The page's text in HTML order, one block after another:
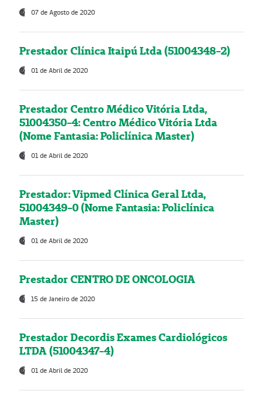
07 de Agosto de 2020
Prestador Clínica Itaipú Ltda (51004348-2)
01 de Abril de 2020
Prestador Centro Médico Vitória Ltda,
51004350-4: Centro Médico Vitória Ltda
(Nome Fantasia: Policlínica Master)
01 de Abril de 2020
Prestador: Vipmed Clínica Geral Ltda,
51004349-0 (Nome Fantasia: Policlínica
Master)
01 de Abril de 2020
Prestador CENTRO DE ONCOLOGIA
15 de Janeiro de 2020
Prestador Decordis Exames Cardiológicos
LTDA (51004347-4)
01 de Abril de 2020